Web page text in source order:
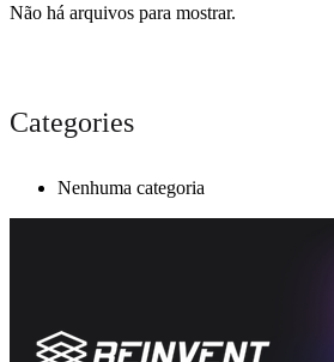
Não há arquivos para mostrar.
Categories
Nenhuma categoria